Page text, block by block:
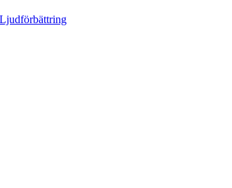
Ljudförbättring